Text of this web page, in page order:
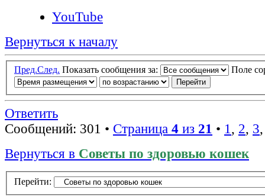
YouTube
Вернуться к началу
Пред.След. Показать сообщения за: Поле
Ответить
Сообщений: 301 • Страница 4 из 21 • 1, 2, 3
Вернуться в Советы по здоровью кошек
Перейти: